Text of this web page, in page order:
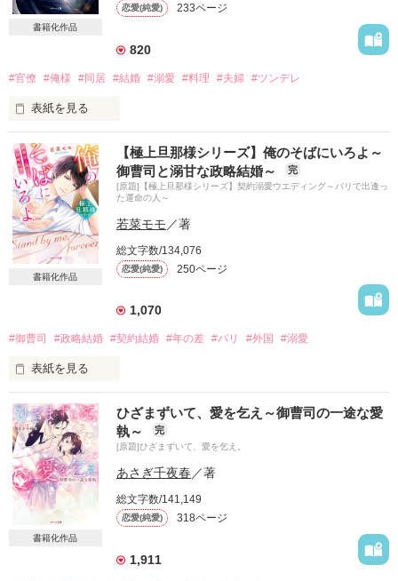
書籍化作品
恋愛(純愛) 233ページ
820
#官僚 #俺様 #同居 #結婚 #溺愛 #料理 #夫婦 #ツンデレ
表紙を見る
自分で言うのもなんだけど
世間で〝お嫁さんにしたい女子〟として
人気のある料理研究家の私。
しかし、本当の私は
結婚どころか恋愛経験すらない奥手女子。
そのギャップがコンプレックスになりつつあり、
勇気を出してお見合いに臨んだのに
＊
「まさか、陳腐なドラマのように
初対面で恋に落ちるなんて期待でもしていたのか？」
「料理に人の心を動かす力などない」
「お前は料理家として、
大きな挫折を経験することになるだろう」
＊
書籍化作品
【極上旦那様シリーズ】俺のそばにいろよ～
御曹司と溺甘な政略結婚～
完
[原題]【極上旦那様シリーズ】契約溺愛ウエディング～パリで出逢っ
た運命の人～
若菜モモ ／著
総文字数/134,076
恋愛(純愛) 250ページ
1,070
#御曹司 #政略結婚 #契約結婚 #年の差 #パリ #外国 #溺愛
表紙を見る
特別連載！
「極上旦那様シリーズ」第１弾
毎週金曜日に更新!!
2019/07/12～2019/08/02
★レビューお礼★
ゆみままさま　佳川鈴奈さま
聖凪砂さま  KISS MYさま
素敵なレビューありがとうございました。
書籍化作品
ひざまずいて、愛を乞え～御曹司の一途な愛
執～
完
[原題]ひざまずいて、愛を乞え。
あさぎ千夜春／著
総文字数/141,149
恋愛(純愛) 318ページ
1,911